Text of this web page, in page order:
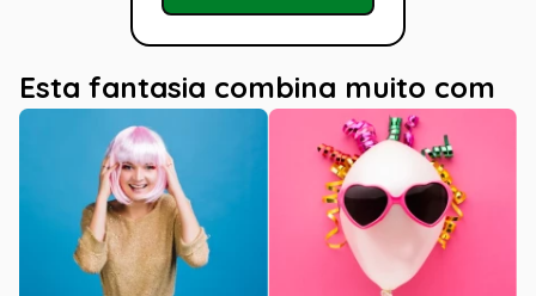
Esta fantasia combina muito com